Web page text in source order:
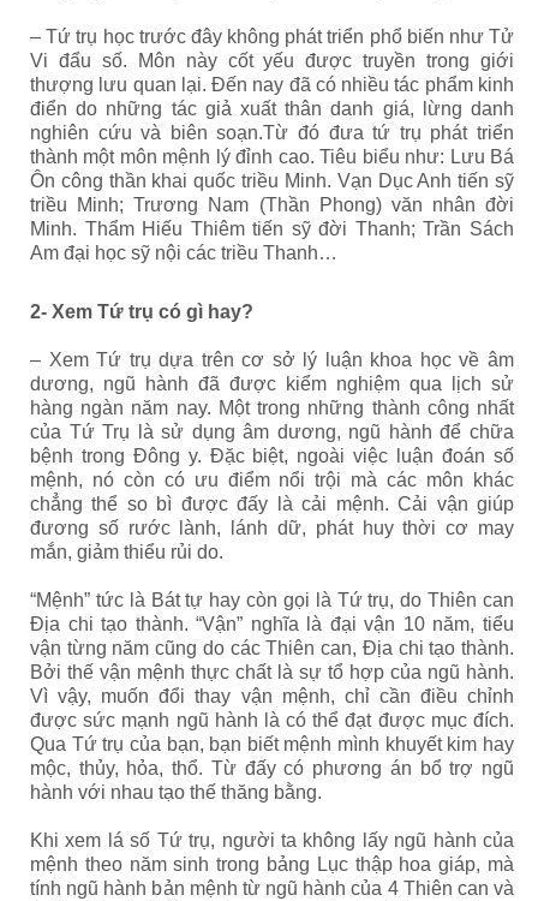
– Tứ trụ học trước đây không phát triển phổ biến như Tử
Vi đẩu số. Môn này cốt yếu được truyền trong giới
thượng lưu quan lại. Đến nay đã có nhiều tác phẩm kinh
điển do những tác giả xuất thân danh giá, lừng danh
nghiên cứu và biên soạn.Từ đó đưa tứ trụ phát triển
thành một môn mệnh lý đỉnh cao. Tiêu biểu như: Lưu Bá
Ôn công thần khai quốc triều Minh. Vạn Dục Anh tiến sỹ
triều Minh; Trương Nam (Thần Phong) văn nhân đời
Minh. Thẩm Hiếu Thiêm tiến sỹ đời Thanh; Trần Sách
Am đại học sỹ nội các triều Thanh…
2- Xem Tứ trụ có gì hay?
– Xem Tứ trụ dựa trên cơ sở lý luận khoa học về âm
dương, ngũ hành đã được kiểm nghiệm qua lịch sử
hàng ngàn năm nay. Một trong những thành công nhất
của Tứ Trụ là sử dụng âm dương, ngũ hành để chữa
bệnh trong Đông y. Đặc biệt, ngoài việc luận đoán số
mệnh, nó còn có ưu điểm nổi trội mà các môn khác
chẳng thể so bì được đấy là cải mệnh. Cải vận giúp
đương số rước lành, lánh dữ, phát huy thời cơ may
mắn, giảm thiểu rủi do.
“Mệnh” tức là Bát tự hay còn gọi là Tứ trụ, do Thiên can
Địa chi tạo thành. “Vận” nghĩa là đại vận 10 năm, tiểu
vận từng năm cũng do các Thiên can, Địa chi tạo thành.
Bởi thế vận mệnh thực chất là sự tổ hợp của ngũ hành.
Vì vậy, muốn đổi thay vận mệnh, chỉ cần điều chỉnh
được sức mạnh ngũ hành là có thể đạt được mục đích.
Qua Tứ trụ của bạn, bạn biết mệnh mình khuyết kim hay
mộc, thủy, hỏa, thổ. Từ đấy có phương án bổ trợ ngũ
hành với nhau tạo thế thăng bằng.
Khi xem lá số Tứ trụ, người ta không lấy ngũ hành của
mệnh theo năm sinh trong bảng Lục thập hoa giáp, mà
tính ngũ hành bản mệnh từ ngũ hành của 4 Thiên can và